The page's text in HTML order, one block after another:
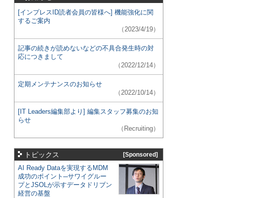
[インプレスID読者会員の皆様へ] 機能強化に関
するご案内
（2023/4/19）
記事の続きが読めないなどの不具合発生時の対
応につきまして
（2022/12/14）
定期メンテナンスのお知らせ
（2022/10/14）
[IT Leaders編集部より] 編集スタッフ募集のお知
らせ
（Recruiting）
トピックス [Sponsored]
AI Ready Dataを実現するMDM
成功のポイント─サワイグルー
プとJSOLが示すデータドリブン
経営の基盤